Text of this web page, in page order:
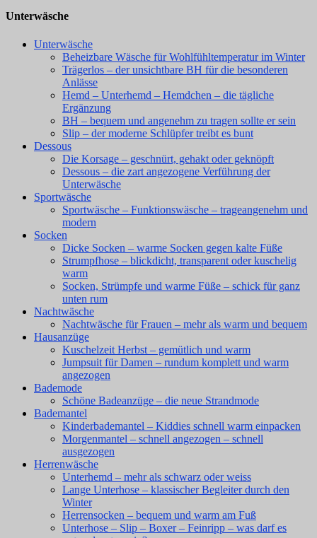
Unterwäsche
Unterwäsche
Beheizbare Wäsche für Wohlfühltemperatur im Winter
Trägerlos – der unsichtbare BH für die besonderen
Anlässe
Hemd – Unterhemd – Hemdchen – die tägliche
Ergänzung
BH – bequem und angenehm zu tragen sollte er sein
Slip – der moderne Schlüpfer treibt es bunt
Dessous
Die Korsage – geschnürt, gehakt oder geknöpft
Dessous – die zart angezogene Verführung der
Unterwäsche
Sportwäsche
Sportwäsche – Funktionswäsche – trageangenehm und
modern
Socken
Dicke Socken – warme Socken gegen kalte Füße
Strumpfhose – blickdicht, transparent oder kuschelig
warm
Socken, Strümpfe und warme Füße – schick für ganz
unten rum
Nachtwäsche
Nachtwäsche für Frauen – mehr als warm und bequem
Hausanzüge
Kuschelzeit Herbst – gemütlich und warm
Jumpsuit für Damen – rundum komplett und warm
angezogen
Bademode
Schöne Badeanzüge – die neue Strandmode
Bademantel
Kinderbademantel – Kiddies schnell warm einpacken
Morgenmantel – schnell angezogen – schnell
ausgezogen
Herrenwäsche
Unterhemd – mehr als schwarz oder weiss
Lange Unterhose – klassischer Begleiter durch den
Winter
Herrensocken – bequem und warm am Fuß
Unterhose – Slip – Boxer – Feinripp – was darf es